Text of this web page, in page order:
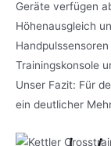
Geräte verfügen
Höhenausgleich
Trainingskonsole
Unser Fazit: Für
ein deutlicher